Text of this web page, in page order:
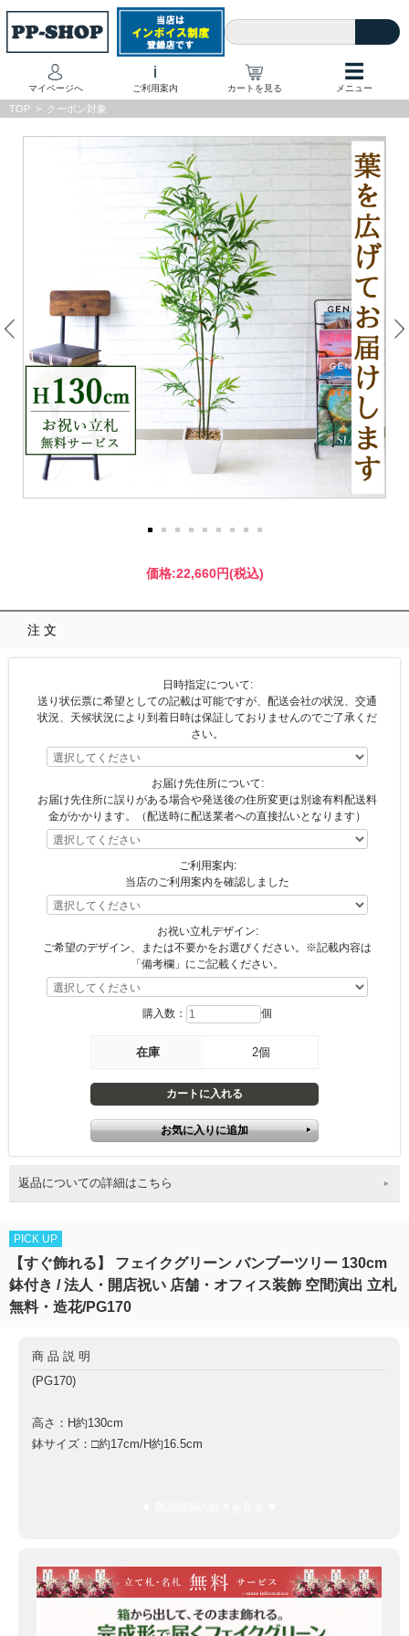
マイページへ
i
ご利用案内 カートを見る
☰
メニュー
TOP > クーポン対象
価格:22,660円(税込)
注文
日時指定について:
送り状伝票に希望としての記載は可能ですが、配送会社の状況、交通
状況、天候状況により到着日時は保証しておりませんのでご了承くだ
さい。
お届け先住所について:
お届け先住所に誤りがある場合や発送後の住所変更は別途有料配送料
金がかかります。（配送時に配送業者への直接払いとなります）
ご利用案内:
当店のご利用案内を確認しました
お祝い立札デザイン:
ご希望のデザイン、または不要かをお選びください。※記載内容は
「備考欄」にご記載ください。
購入数： 個
在庫 2個
返品についての詳細はこちら
PICK UP
【すぐ飾れる】 フェイクグリーン バンブーツリー 130cm
鉢付き / 法人・開店祝い 店舗・オフィス装飾 空間演出 立札
無料・造花/PG170
商品説明
(PG170)
高さ：H約130cm
鉢サイズ：□約17cm/H約16.5cm